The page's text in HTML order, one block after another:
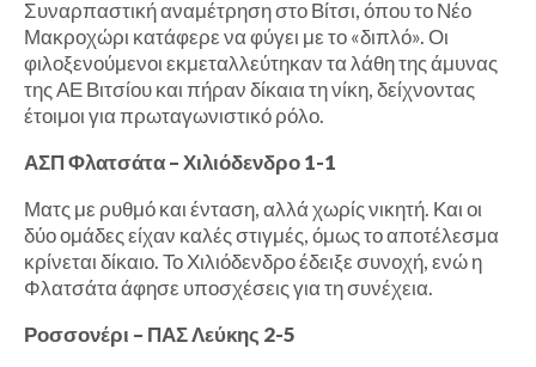
Συναρπαστική αναμέτρηση στο Βίτσι, όπου το Νέο
Μακροχώρι κατάφερε να φύγει με το «διπλό». Οι
φιλοξενούμενοι εκμεταλλεύτηκαν τα λάθη της άμυνας
της ΑΕ Βιτσίου και πήραν δίκαια τη νίκη, δείχνοντας
έτοιμοι για πρωταγωνιστικό ρόλο.
ΑΣΠ Φλατσάτα – Χιλιόδενδρο 1-1
Ματς με ρυθμό και ένταση, αλλά χωρίς νικητή. Και οι
δύο ομάδες είχαν καλές στιγμές, όμως το αποτέλεσμα
κρίνεται δίκαιο. Το Χιλιόδενδρο έδειξε συνοχή, ενώ η
Φλατσάτα άφησε υποσχέσεις για τη συνέχεια.
Ροσσονέρι – ΠΑΣ Λεύκης 2-5